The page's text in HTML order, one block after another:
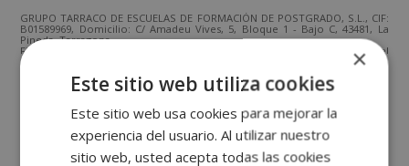
GRUPO TARRACO DE ESCUELAS DE FORMACIÓN DE POSTGRADO, S.L., CIF:
B01589969, Domicilio: C/ Amadeu Vives, 5, Bloque 1 - Bajo C, 43481, La
Pineda, Tarragona.
Finalidad del Tratamiento: Tratamos la información que nos facilita con el
fin de enviarle correos electrónicos de tipo comercial relacionado con
los productos ofrecidos y otros tipo de productos que fueran de su
Legitimación del tratamiento: Consentimiento del interesado.
Derechos: Puede ejercitar sus derechos identificándose suficientemente,
dirigiéndose a la dirección direccion@grupotarraco.com.
Para más información consulte nuestra Política de Privacidad.
Desea recibir información comercial (vía telefónica y/o email):
×
Este sitio web utiliza cookies
Este sitio web usa cookies para mejorar la
experiencia del usuario. Al utilizar nuestro
sitio web, usted acepta todas las cookies